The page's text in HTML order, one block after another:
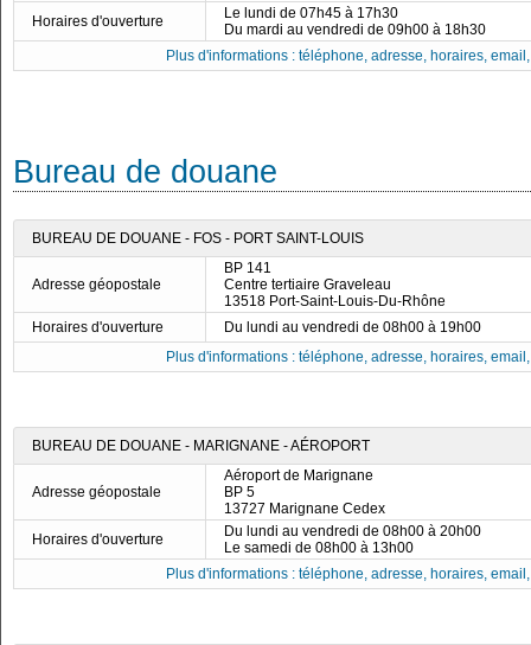
Horaires d'ouverture
Le lundi de 07h45 à 17h30
Du mardi au vendredi de 09h00 à 18h30
Plus d'informations : téléphone, adresse, horaires,
Bureau de douane
BUREAU DE DOUANE - FOS - PORT SAINT-LOUIS
Adresse géopostale
BP 141
Centre tertiaire Graveleau
13518 Port-Saint-Louis-Du-Rhône
Horaires d'ouverture
Du lundi au vendredi de 08h00 à 19h00
Plus d'informations : téléphone, adresse, horaires,
BUREAU DE DOUANE - MARIGNANE - AÉROPORT
Adresse géopostale
Aéroport de Marignane
BP 5
13727 Marignane Cedex
Horaires d'ouverture
Du lundi au vendredi de 08h00 à 20h00
Le samedi de 08h00 à 13h00
Plus d'informations : téléphone, adresse, horaires,